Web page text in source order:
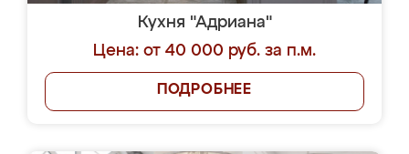
Кухня "Адриана"
Цена: от 40 000 руб. за п.м.
ПОДРОБНЕЕ